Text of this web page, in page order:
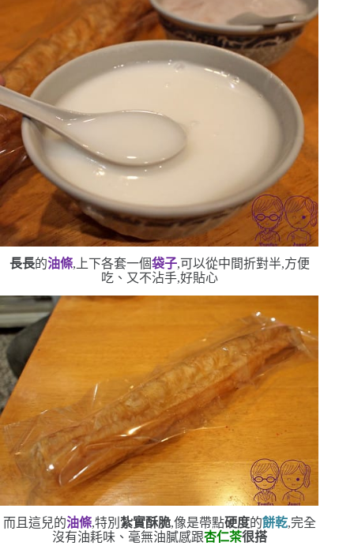
長長的油條,上下各套一個袋子,可以從中間折對半,方便
吃、又不沾手,好貼心
而且這兒的油條,特別 紮實酥脆,像是帶點硬度的餅乾,完全
沒有油耗味、毫無油膩感跟杏仁茶很搭